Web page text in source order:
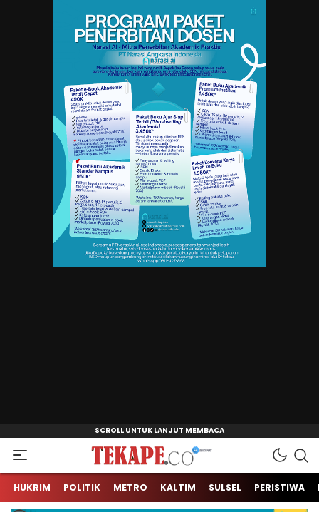
Tekape.co
Jendela Informasi Kita
HUKRIM POLITIK METRO KALTIM SULSEL PERISTIWA